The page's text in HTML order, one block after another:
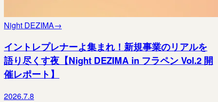
Night DEZIMA→
イントレプレナーよ集まれ！新規事業のリアルを
語り尽くす夜【Night DEZIMA in フラペン Vol.2 開
催レポート】
2026.7.8